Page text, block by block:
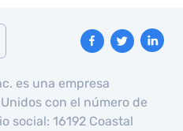
es una empresa
con el número de
social: 16192 Coastal